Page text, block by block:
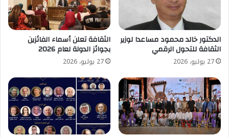
الدكتور خالد محمود مساعدا لوزير
الثقافة للتحول الرقمي
27 يوليو، 2026
الثقافة تعلن أسماء الفائزين
بجوائز الدولة لعام 2026
27 يوليو، 2026